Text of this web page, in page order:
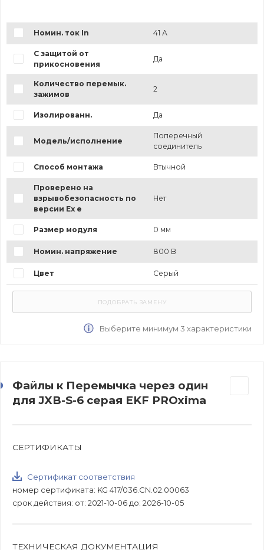
Номин. ток In 41 А
С защитой от
прикосновения
Да
Количество перемык.
зажимов
2
Изолированн. Да
Модель/исполнение
Поперечный
соединитель
Способ монтажа Втычной
Проверено на
взрывобезопасность по
версии Ex e
Нет
Размер модуля 0 мм
Номин. напряжение 800 В
Цвет Серый
Выберите минимум 3 характеристики
Файлы к Перемычка через один
для JXB-S-6 серая EKF PROxima
СЕРТИФИКАТЫ
Сертификат соответствия
номер сертификата: KG 417/036.CN.02.00063
срок действия: от: 2021-10-06 до: 2026-10-05
ТЕХНИЧЕСКАЯ ДОКУМЕНТАЦИЯ